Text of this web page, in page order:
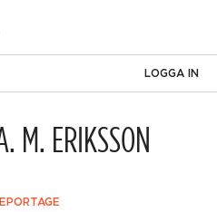
LOGGA IN
M. ERIKSSON